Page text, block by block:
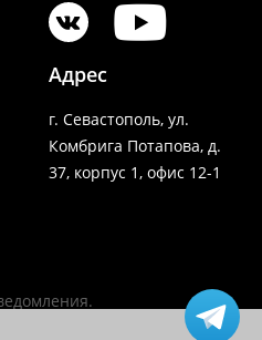
Адрес
г. Севастополь, ул.
Комбрига Потапова, д.
37, корпус 1, офис 12-1